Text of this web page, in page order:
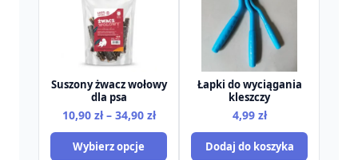
Suszony żwacz wołowy
dla psa
10,90 zł – 34,90 złZakres
cen:
Wybierz opcje
Łapki do wyciągania
kleszczy
4,99 zł
Dodaj do koszyka